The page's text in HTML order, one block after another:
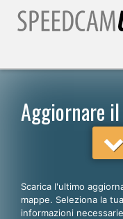
Italiano
Aggiornare
Scarica l'ultimo
mappe. Seleziona la
informazioni